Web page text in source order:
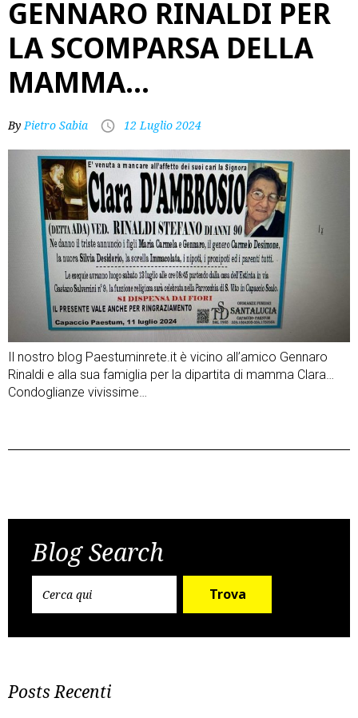
GENNARO RINALDI PER
LA SCOMPARSA DELLA
MAMMA…
ByPietro Sabia 12 Luglio 2024
Il nostro blog Paestuminrete.it è vicino all’amico Gennaro
Rinaldi e alla sua famiglia per la dipartita di mamma Clara…
Condoglianze vivissime…
navigation
Blog Search
Trova
Posts Recenti